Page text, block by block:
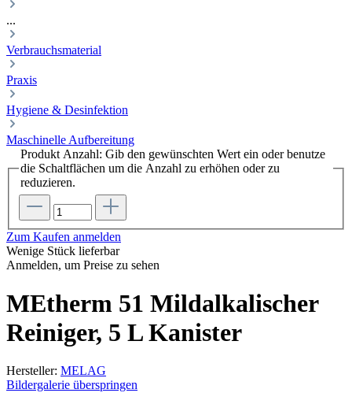
...
Verbrauchsmaterial
Praxis
Hygiene & Desinfektion
Maschinelle Aufbereitung
Produkt Anzahl: Gib den gewünschten Wert ein oder benutze
die Schaltflächen um die Anzahl zu erhöhen oder zu
reduzieren.
Zum Kaufen anmelden
Wenige Stück lieferbar
Anmelden, um Preise zu sehen
MEtherm 51 Mildalkalischer
Reiniger, 5 L Kanister
Hersteller: MELAG
Bildergalerie überspringen